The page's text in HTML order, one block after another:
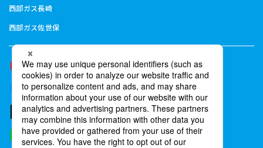
西部ガス長崎
西部ガス佐世保
西部ガスグループ公式YouTube
西部ガスグループ公式Facebook
西部ガスグループ公式X(旧Twitter)
西部ガス公式LINE